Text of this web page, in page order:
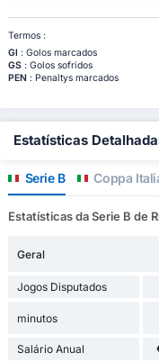
Termos :
Gl : Golos marcados
GS: Golos sofridos
PEN: Penaltys marcados
Estatísticas
Serie B Coppa
Estatísticas da Serie B de
Geral
Jogos Disputados
minutos
Salário Anual